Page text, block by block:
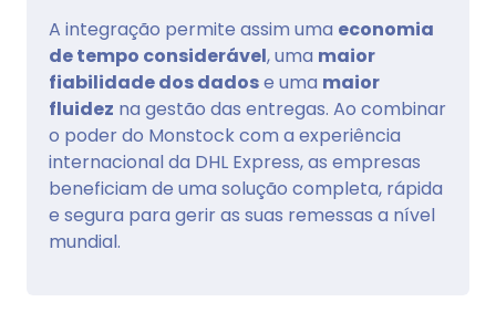
A integração permite assim uma economia
de tempo considerável, uma maior
fiabilidade dos dadose uma maior
fluidez na gestão das entregas. Ao combinar
o poder do Monstock com a experiência
internacional da DHL Express, as empresas
beneficiam de uma solução completa, rápida
e segura para gerir as suas remessas a nível
mundial.